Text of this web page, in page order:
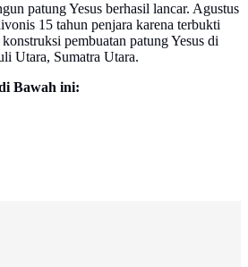
patung Yesus berhasil lancar. Agustus
15 tahun penjara karena terbukti
pembuatan patung Yesus di
Utara, Sumatra Utara.
Bawah ini: